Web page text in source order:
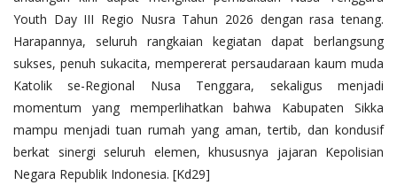
Youth Day III Regio Nusra Tahun 2026 dengan rasa tenang.
Harapannya, seluruh rangkaian kegiatan dapat berlangsung
sukses, penuh sukacita, mempererat persaudaraan kaum muda
Katolik se-Regional Nusa Tenggara, sekaligus menjadi
momentum yang memperlihatkan bahwa Kabupaten Sikka
mampu menjadi tuan rumah yang aman, tertib, dan kondusif
berkat sinergi seluruh elemen, khususnya jajaran Kepolisian
Negara Republik Indonesia. [Kd29]